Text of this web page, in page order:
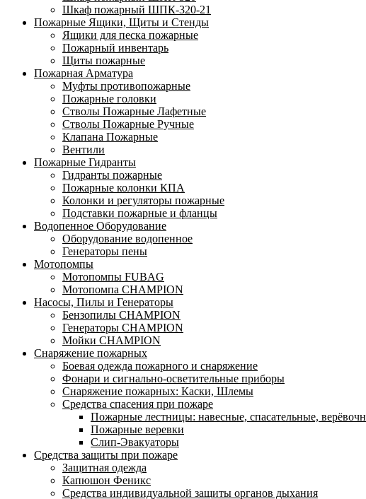
Шкаф пожарный ШПК-320-21
Пожарные Ящики, Щиты и Стенды
Ящики для песка пожарные
Пожарный инвентарь
Щиты пожарные
Пожарная Арматура
Муфты противопожарные
Пожарные головки
Стволы Пожарные Лафетные
Стволы Пожарные Ручные
Клапана Пожарные
Вентили
Пожарные Гидранты
Гидранты пожарные
Пожарные колонки КПА
Колонки и регуляторы пожарные
Подставки пожарные и фланцы
Водопенное Оборудование
Оборудование водопенное
Генераторы пены
Мотопомпы
Мотопомпы FUBAG
Мотопомпа CHAMPION
Насосы, Пилы и Генераторы
Бензопилы CHAMPION
Генераторы CHAMPION
Мойки CHAMPION
Снаряжение пожарных
Боевая одежда пожарного и снаряжение
Фонари и сигнально-осветительные приборы
Снаряжение пожарных: Каски, Шлемы
Средства спасения при пожаре
Пожарные лестницы: навесные, спасательные,
Пожарные веревки
Слип-Эвакуаторы
Средства защиты при пожаре
Защитная одежда
Капюшон Феникс
Средства индивидуальной защиты органов дыхания